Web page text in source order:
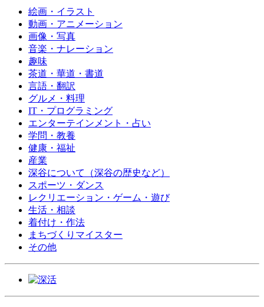
絵画・イラスト
動画・アニメーション
画像・写真
音楽・ナレーション
趣味
茶道・華道・書道
言語・翻訳
グルメ・料理
IT・プログラミング
エンターテインメント・占い
学問・教養
健康・福祉
産業
深谷について（深谷の歴史など）
スポーツ・ダンス
レクリエーション・ゲーム・遊び
生活・相談
着付け・作法
まちづくりマイスター
その他